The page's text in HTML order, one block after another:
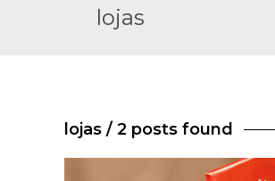
lojas
lojas / 2 posts found